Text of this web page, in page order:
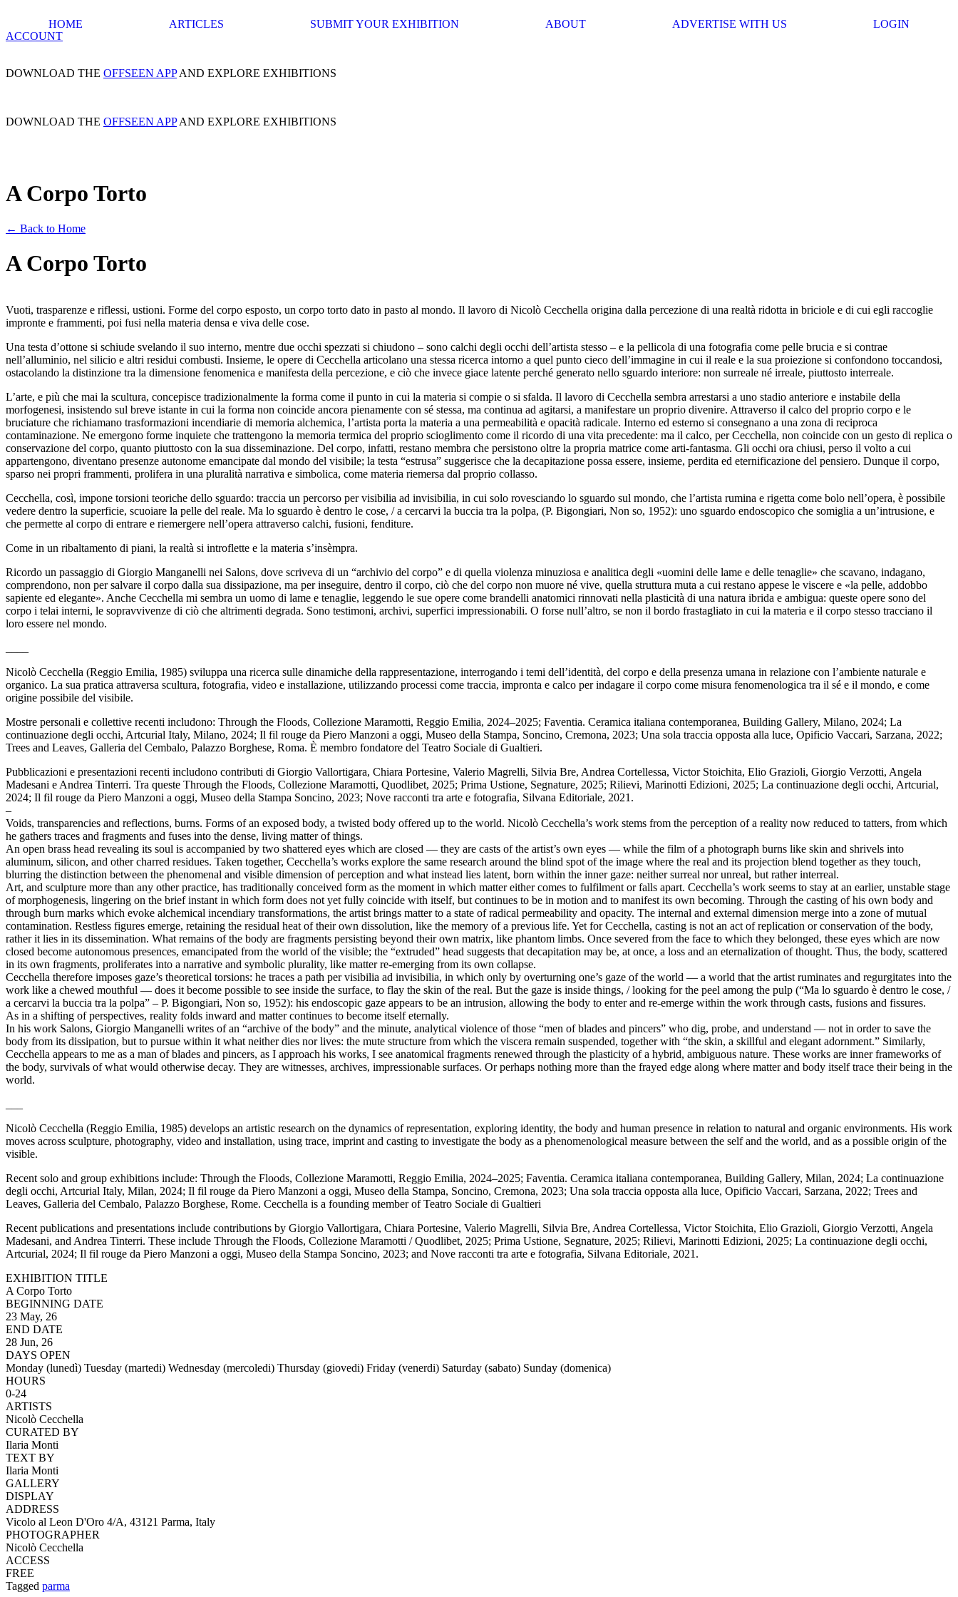
HOME ARTICLES SUBMIT YOUR EXHIBITION ABOUT ADVERTISE WITH US
LOGIN
ACCOUNT
DOWNLOAD THE OFFSEEN APPAND EXPLORE EXHIBITIONS
DOWNLOAD THE OFFSEEN APPAND EXPLORE EXHIBITIONS
A Corpo Torto
← Back to Home
A Corpo Torto
Vuoti, trasparenze e riflessi, ustioni. Forme del corpo esposto, un corpo torto dato in pasto al mondo. Il lavoro di Nicolò Cecchella origina dalla percezione di una realtà ridotta in briciole e di cui egli raccoglie
impronte e frammenti, poi fusi nella materia densa e viva delle cose.
Una testa d’ottone si schiude svelando il suo interno, mentre due occhi spezzati si chiudono – sono calchi degli occhi dell’artista stesso – e la pellicola di una fotografia come pelle brucia e si contrae
nell’alluminio, nel silicio e altri residui combusti. Insieme, le opere di Cecchella articolano una stessa ricerca intorno a quel punto cieco dell’immagine in cui il reale e la sua proiezione si confondono toccandosi,
ostacolando la distinzione tra la dimensione fenomenica e manifesta della percezione, e ciò che invece giace latente perché generato nello sguardo interiore: non surreale né irreale, piuttosto interreale.
L’arte, e più che mai la scultura, concepisce tradizionalmente la forma come il punto in cui la materia si compie o si sfalda. Il lavoro di Cecchella sembra arrestarsi a uno stadio anteriore e instabile della
morfogenesi, insistendo sul breve istante in cui la forma non coincide ancora pienamente con sé stessa, ma continua ad agitarsi, a manifestare un proprio divenire. Attraverso il calco del proprio corpo e le
bruciature che richiamano trasformazioni incendiarie di memoria alchemica, l’artista porta la materia a una permeabilità e opacità radicale. Interno ed esterno si consegnano a una zona di reciproca
contaminazione. Ne emergono forme inquiete che trattengono la memoria termica del proprio scioglimento come il ricordo di una vita precedente: ma il calco, per Cecchella, non coincide con un gesto di replica o
conservazione del corpo, quanto piuttosto con la sua disseminazione. Del corpo, infatti, restano membra che persistono oltre la propria matrice come arti-fantasma. Gli occhi ora chiusi, perso il volto a cui
appartengono, diventano presenze autonome emancipate dal mondo del visibile; la testa “estrusa” suggerisce che la decapitazione possa essere, insieme, perdita ed eternificazione del pensiero. Dunque il corpo,
sparso nei propri frammenti, prolifera in una pluralità narrativa e simbolica, come materia riemersa dal proprio collasso.
Cecchella, così, impone torsioni teoriche dello sguardo: traccia un percorso per visibilia ad invisibilia, in cui solo rovesciando lo sguardo sul mondo, che l’artista rumina e rigetta come bolo nell’opera, è possibile
vedere dentro la superficie, scuoiare la pelle del reale. Ma lo sguardo è dentro le cose, / a cercarvi la buccia tra la polpa, (P. Bigongiari, Non so, 1952): uno sguardo endoscopico che somiglia a un’intrusione, e
che permette al corpo di entrare e riemergere nell’opera attraverso calchi, fusioni, fenditure.
Come in un ribaltamento di piani, la realtà si introflette e la materia s’insèmpra.
Ricordo un passaggio di Giorgio Manganelli nei Salons, dove scriveva di un “archivio del corpo” e di quella violenza minuziosa e analitica degli «uomini delle lame e delle tenaglie» che scavano, indagano,
comprendono, non per salvare il corpo dalla sua dissipazione, ma per inseguire, dentro il corpo, ciò che del corpo non muore né vive, quella struttura muta a cui restano appese le viscere e «la pelle, addobbo
sapiente ed elegante». Anche Cecchella mi sembra un uomo di lame e tenaglie, leggendo le sue opere come brandelli anatomici rinnovati nella plasticità di una natura ibrida e ambigua: queste opere sono del
corpo i telai interni, le sopravvivenze di ciò che altrimenti degrada. Sono testimoni, archivi, superfici impressionabili. O forse null’altro, se non il bordo frastagliato in cui la materia e il corpo stesso tracciano il
loro essere nel mondo.
Nicolò Cecchella (Reggio Emilia, 1985) sviluppa una ricerca sulle dinamiche della rappresentazione, interrogando i temi dell’identità, del corpo e della presenza umana in relazione con l’ambiente naturale e
organico. La sua pratica attraversa scultura, fotografia, video e installazione, utilizzando processi come traccia, impronta e calco per indagare il corpo come misura fenomenologica tra il sé e il mondo, e come
origine possibile del visibile.
Mostre personali e collettive recenti includono: Through the Floods, Collezione Maramotti, Reggio Emilia, 2024–2025; Faventia. Ceramica italiana contemporanea, Building Gallery, Milano, 2024; La
continuazione degli occhi, Artcurial Italy, Milano, 2024; Il fil rouge da Piero Manzoni a oggi, Museo della Stampa, Soncino, Cremona, 2023; Una sola traccia opposta alla luce, Opificio Vaccari, Sarzana, 2022;
Trees and Leaves, Galleria del Cembalo, Palazzo Borghese, Roma. È membro fondatore del Teatro Sociale di Gualtieri.
Pubblicazioni e presentazioni recenti includono contributi di Giorgio Vallortigara, Chiara Portesine, Valerio Magrelli, Silvia Bre, Andrea Cortellessa, Victor Stoichita, Elio Grazioli, Giorgio Verzotti, Angela
Madesani e Andrea Tinterri. Tra queste Through the Floods, Collezione Maramotti, Quodlibet, 2025; Prima Ustione, Segnature, 2025; Rilievi, Marinotti Edizioni, 2025; La continuazione degli occhi, Artcurial,
2024; Il fil rouge da Piero Manzoni a oggi, Museo della Stampa Soncino, 2023; Nove racconti tra arte e fotografia, Silvana Editoriale, 2021.
–
Voids, transparencies and reflections, burns. Forms of an exposed body, a twisted body offered up to the world. Nicolò Cecchella’s work stems from the perception of a reality now reduced to tatters, from which
he gathers traces and fragments and fuses into the dense, living matter of things.
An open brass head revealing its soul is accompanied by two shattered eyes which are closed — they are casts of the artist’s own eyes — while the film of a photograph burns like skin and shrivels into
aluminum, silicon, and other charred residues. Taken together, Cecchella’s works explore the same research around the blind spot of the image where the real and its projection blend together as they touch,
blurring the distinction between the phenomenal and visible dimension of perception and what instead lies latent, born within the inner gaze: neither surreal nor unreal, but rather interreal.
Art, and sculpture more than any other practice, has traditionally conceived form as the moment in which matter either comes to fulfilment or falls apart. Cecchella’s work seems to stay at an earlier, unstable stage
of morphogenesis, lingering on the brief instant in which form does not yet fully coincide with itself, but continues to be in motion and to manifest its own becoming. Through the casting of his own body and
through burn marks which evoke alchemical incendiary transformations, the artist brings matter to a state of radical permeability and opacity. The internal and external dimension merge into a zone of mutual
contamination. Restless figures emerge, retaining the residual heat of their own dissolution, like the memory of a previous life. Yet for Cecchella, casting is not an act of replication or conservation of the body,
rather it lies in its dissemination. What remains of the body are fragments persisting beyond their own matrix, like phantom limbs. Once severed from the face to which they belonged, these eyes which are now
closed become autonomous presences, emancipated from the world of the visible; the “extruded” head suggests that decapitation may be, at once, a loss and an eternalization of thought. Thus, the body, scattered
in its own fragments, proliferates into a narrative and symbolic plurality, like matter re-emerging from its own collapse.
Cecchella therefore imposes gaze’s theoretical torsions: he traces a path per visibilia ad invisibilia, in which only by overturning one’s gaze of the world — a world that the artist ruminates and regurgitates into the
work like a chewed mouthful — does it become possible to see inside the surface, to flay the skin of the real. But the gaze is inside things, / looking for the peel among the pulp (“Ma lo sguardo è dentro le cose, /
a cercarvi la buccia tra la polpa” – P. Bigongiari, Non so, 1952): his endoscopic gaze appears to be an intrusion, allowing the body to enter and re-emerge within the work through casts, fusions and fissures.
As in a shifting of perspectives, reality folds inward and matter continues to become itself eternally.
In his work Salons, Giorgio Manganelli writes of an “archive of the body” and the minute, analytical violence of those “men of blades and pincers” who dig, probe, and understand — not in order to save the
body from its dissipation, but to pursue within it what neither dies nor lives: the mute structure from which the viscera remain suspended, together with “the skin, a skillful and elegant adornment.” Similarly,
Cecchella appears to me as a man of blades and pincers, as I approach his works, I see anatomical fragments renewed through the plasticity of a hybrid, ambiguous nature. These works are inner frameworks of
the body, survivals of what would otherwise decay. They are witnesses, archives, impressionable surfaces. Or perhaps nothing more than the frayed edge along where matter and body itself trace their being in the
world.
Nicolò Cecchella (Reggio Emilia, 1985) develops an artistic research on the dynamics of representation, exploring identity, the body and human presence in relation to natural and organic environments. His work
moves across sculpture, photography, video and installation, using trace, imprint and casting to investigate the body as a phenomenological measure between the self and the world, and as a possible origin of the
visible.
Recent solo and group exhibitions include: Through the Floods, Collezione Maramotti, Reggio Emilia, 2024–2025; Faventia. Ceramica italiana contemporanea, Building Gallery, Milan, 2024; La continuazione
degli occhi, Artcurial Italy, Milan, 2024; Il fil rouge da Piero Manzoni a oggi, Museo della Stampa, Soncino, Cremona, 2023; Una sola traccia opposta alla luce, Opificio Vaccari, Sarzana, 2022; Trees and
Leaves, Galleria del Cembalo, Palazzo Borghese, Rome. Cecchella is a founding member of Teatro Sociale di Gualtieri
Recent publications and presentations include contributions by Giorgio Vallortigara, Chiara Portesine, Valerio Magrelli, Silvia Bre, Andrea Cortellessa, Victor Stoichita, Elio Grazioli, Giorgio Verzotti, Angela
Madesani, and Andrea Tinterri. These include Through the Floods, Collezione Maramotti / Quodlibet, 2025; Prima Ustione, Segnature, 2025; Rilievi, Marinotti Edizioni, 2025; La continuazione degli occhi,
Artcurial, 2024; Il fil rouge da Piero Manzoni a oggi, Museo della Stampa Soncino, 2023; and Nove racconti tra arte e fotografia, Silvana Editoriale, 2021.
EXHIBITION TITLE
A Corpo Torto
BEGINNING DATE
23 May, 26
END DATE
28 Jun, 26
DAYS OPEN
Monday (lunedì) Tuesday (martedi) Wednesday (mercoledi) Thursday (giovedi) Friday (venerdi) Saturday (sabato) Sunday (domenica)
HOURS
0-24
ARTISTS
Nicolò Cecchella
CURATED BY
Ilaria Monti
TEXT BY
Ilaria Monti
GALLERY
DISPLAY
ADDRESS
Vicolo al Leon D'Oro 4/A, 43121 Parma, Italy
PHOTOGRAPHER
Nicolò Cecchella
ACCESS
FREE
Tagged parma